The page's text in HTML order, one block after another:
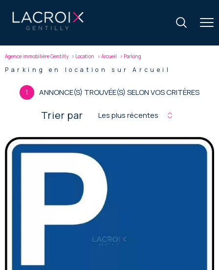
Agence immobilière Gentilly Location Arcueil Parking
Parking en location sur Arcueil
1 ANNONCE(S) TROUVÉE(S) SELON VOS CRITÈRES
Trier par Les plus récentes
voir le
bien